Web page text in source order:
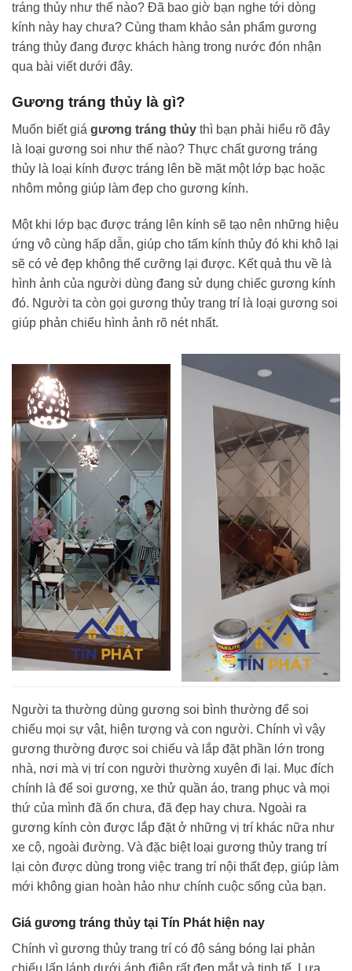
tráng thủy như thế nào? Đã bao giờ bạn nghe tới dòng
kính này hay chưa? Cùng tham khảo sản phẩm gương
tráng thủy đang được khách hàng trong nước đón nhận
qua bài viết dưới đây.
Gương tráng thủy là gì?
Muốn biết giá gương tráng thủy thì bạn phải hiểu rõ đây
là loại gương soi như thế nào? Thực chất gương tráng
thủy là loại kính được tráng lên bề mặt một lớp bạc hoặc
nhôm mỏng giúp làm đẹp cho gương kính.
Một khi lớp bạc được tráng lên kính sẽ tạo nên những hiệu
ứng vô cùng hấp dẫn, giúp cho tấm kính thủy đó khi khô lại
sẽ có vẻ đẹp không thể cưỡng lại được. Kết quả thu về là
hình ảnh của người dùng đang sử dụng chiếc gương kính
đó. Người ta còn gọi gương thủy trang trí là loại gương soi
giúp phản chiếu hình ảnh rõ nét nhất.
Người ta thường dùng gương soi bình thường để soi
chiếu mọi sự vật, hiện tượng và con người. Chính vì vậy
gương thường được soi chiếu và lắp đặt phần lớn trong
nhà, nơi mà vị trí con người thường xuyên đi lại. Mục đích
chính là để soi gương, xe thử quần áo, trang phục và mọi
thứ của mình đã ổn chưa, đã đẹp hay chưa. Ngoài ra
gương kính còn được lắp đặt ở những vị trí khác nữa như
xe cộ, ngoài đường. Và đặc biệt loại gương thủy trang trí
lại còn được dùng trong việc trang trí nội thất đẹp, giúp làm
mới không gian hoàn hảo như chính cuộc sống của bạn.
Giá gương tráng thủy tại Tín Phát hiện nay
Chính vì gương thủy trang trí có độ sáng bóng lại phản